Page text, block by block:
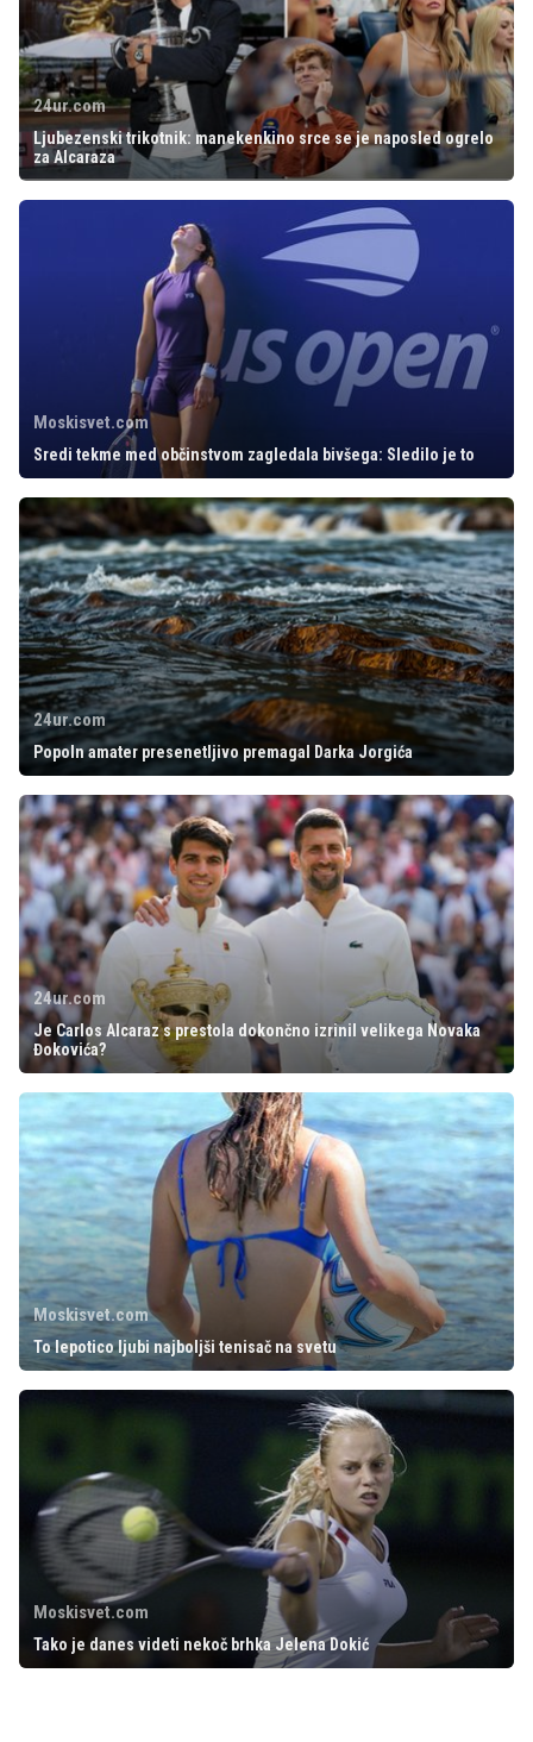
24ur.com
Ljubezenski trikotnik: manekenkino srce se je naposled ogrelo
za Alcaraza
Moskisvet.com
Sredi tekme med občinstvom zagledala bivšega: Sledilo je to
24ur.com
Popoln amater presenetljivo premagal Darka Jorgića
24ur.com
Je Carlos Alcaraz s prestola dokončno izrinil velikega Novaka
Đokovića?
Moskisvet.com
To lepotico ljubi najboljši tenisač na svetu
Moskisvet.com
Tako je danes videti nekoč brhka Jelena Dokić